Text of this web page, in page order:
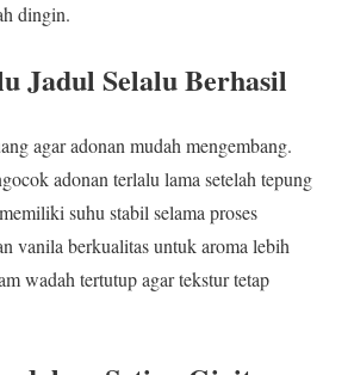
dingin.
Jadul Selalu Berhasil
agar adonan mudah mengembang.
adonan terlalu lama setelah tepung
suhu stabil selama proses
vanila berkualitas untuk aroma lebih
wadah tertutup agar tekstur tetap